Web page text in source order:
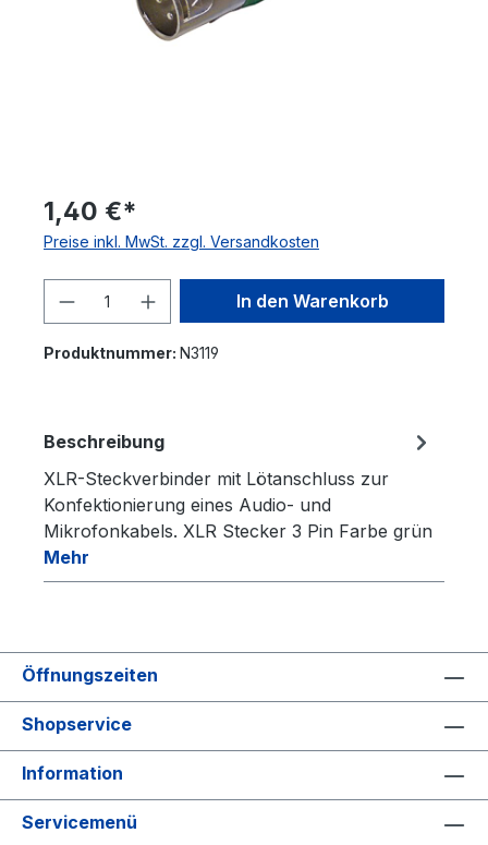
1,40 €*
Preise inkl. MwSt. zzgl. Versandkosten
Produkt Anzahl: Gib den
In den Warenkorb
Produktnummer: N3119
Beschreibung
XLR-Steckverbinder mit Lötanschluss zur
Konfektionierung eines Audio- und
Mikrofonkabels. XLR Stecker 3 Pin Farbe grün
Mehr
Öffnungszeiten
Shopservice
Information
Servicemenü